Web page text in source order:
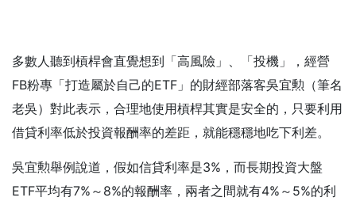
多數人聽到槓桿會直覺想到「高風險」、「投機」，經營
FB粉專「打造屬於自己的ETF」的財經部落客吳宜勲（筆名
老吳）對此表示，合理地使用槓桿其實是安全的，只要利用
借貸利率低於投資報酬率的差距，就能穩穩地吃下利差。
吳宜勲舉例說道，假如信貸利率是3%，而長期投資大盤
ETF平均有7%～8%的報酬率，兩者之間就有4%～5%的利